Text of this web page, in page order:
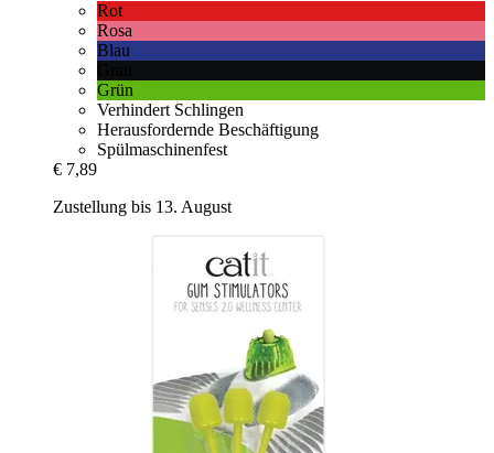
Rot
Rosa
Blau
Grün
Verhindert Schlingen
Herausfordernde Beschäftigung
Spülmaschinenfest
€ 7,89
Zustellung bis 13. August